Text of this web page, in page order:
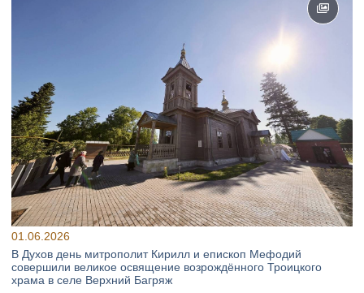
01.06.2026
В Духов день митрополит Кирилл и епископ Мефодий
совершили великое освящение возрождённого Троицкого
храма в селе Верхний Багряж